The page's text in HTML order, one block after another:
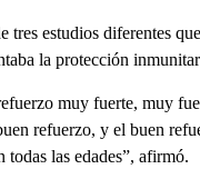
tres estudios diferentes
la protección
muy fuerte, muy
refuerzo, y el buen
las edades”, afirmó.